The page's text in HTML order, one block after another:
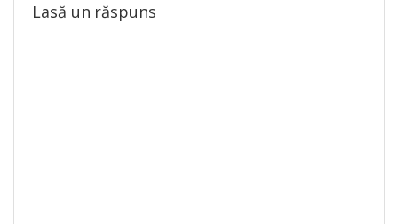
Lasă un răspuns